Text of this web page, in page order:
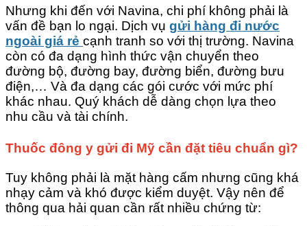
Nhưng khi đến với Navina, chi phí không phải là
vấn đề bạn lo ngại. Dịch vụ gửi hàng đi nước
ngoài giá rẻ cạnh tranh so với thị trường. Navina
còn có đa dạng hình thức vận chuyển theo
đường bộ, đường bay, đường biển, đường bưu
điện,… Và đa dạng các gói cước với mức phí
khác nhau. Quý khách dễ dàng chọn lựa theo
nhu cầu và tài chính.
Thuốc đông y gửi đi Mỹ cần đặt tiêu chuẩn gì?
Tuy không phải là mặt hàng cấm nhưng cũng khá
nhạy cảm và khó được kiểm duyệt. Vậy nên để
thông qua hải quan cần rất nhiều chứng từ: